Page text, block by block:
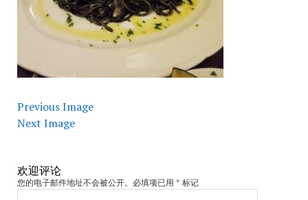
Previous Image
Next Image
欢迎评论
您的电子邮件地址不会被公开。必填项已用 * 标记